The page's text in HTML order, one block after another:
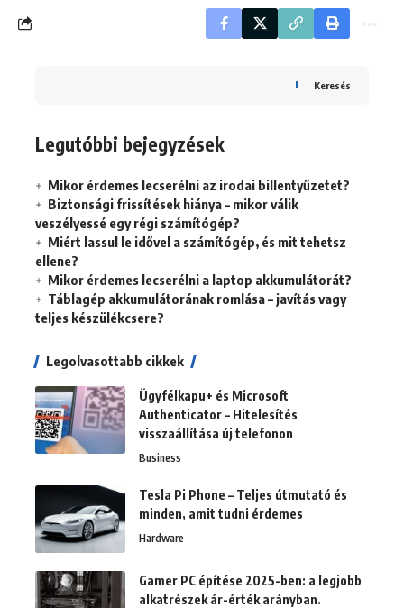
Keresés
Legutóbbi bejegyzések
Mikor érdemes lecserélni az irodai billentyűzetet?
Biztonsági frissítések hiánya – mikor válik
veszélyessé egy régi számítógép?
Miért lassul le idővel a számítógép, és mit tehetsz
ellene?
Mikor érdemes lecserélni a laptop akkumulátorát?
Táblagép akkumulátorának romlása – javítás vagy
teljes készülékcsere?
Legolvasottabb cikkek
Ügyfélkapu+ és Microsoft
Authenticator – Hitelesítés
visszaállítása új telefonon
Business
Tesla Pi Phone – Teljes útmutató és
minden, amit tudni érdemes
Hardware
Gamer PC építése 2025-ben: a legjobb
alkatrészek ár-érték arányban.